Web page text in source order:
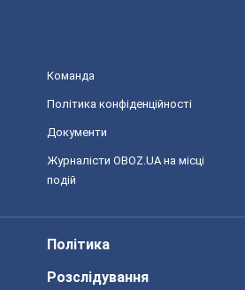
Команда
Політика конфіденційності
Документи
Журналісти OBOZ.UA на місці
подій
Політика
Розслідування